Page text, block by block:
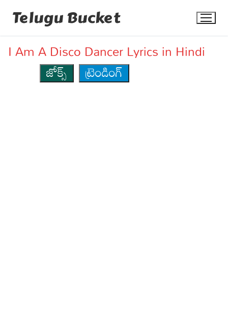
Telugu Bucket
I Am A Disco Dancer Lyrics in Hindi
జోక్స్
ట్రెండింగ్